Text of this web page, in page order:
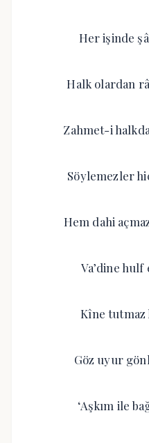
Her işinde
Halk olardan
Zahmet-i
Söylemezler
Hem dahi
Va’dine
Kîne
Göz uyur
‘Aşkım ile